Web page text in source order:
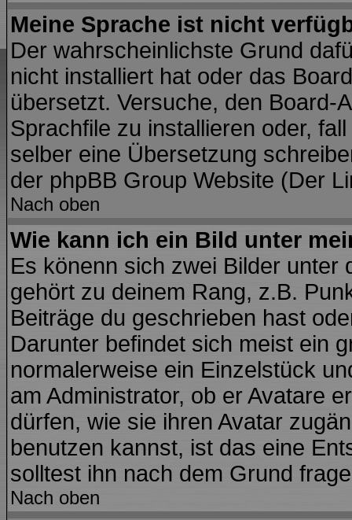
Meine Sprache ist nicht
Der wahrscheinlichste Grund
nicht installiert hat oder das
übersetzt. Versuche, den Board-
Sprachfile zu installieren oder,
selber eine Übersetzung
der phpBB Group Website (Der
Nach oben
Wie kann ich ein Bild unter
Es könenn sich zwei Bilder unter
gehört zu deinem Rang, z.B.
Beiträge du geschrieben hast
Darunter befindet sich meist ein
normalerweise ein Einzelstück
am Administrator, ob er Avatare
dürfen, wie sie ihren Avatar
benutzen kannst, ist das eine
solltest ihn nach dem Grund
Nach oben